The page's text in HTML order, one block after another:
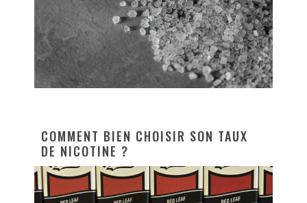
COMMENT BIEN CHOISIR SON TAUX
DE NICOTINE ?